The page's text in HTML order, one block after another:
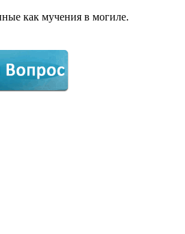
как мучения в могиле.